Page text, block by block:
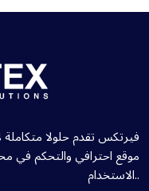
فيرتكس تقدم حلولا متكاملة
موقع احترافي والتحكم في
الاستخدام..